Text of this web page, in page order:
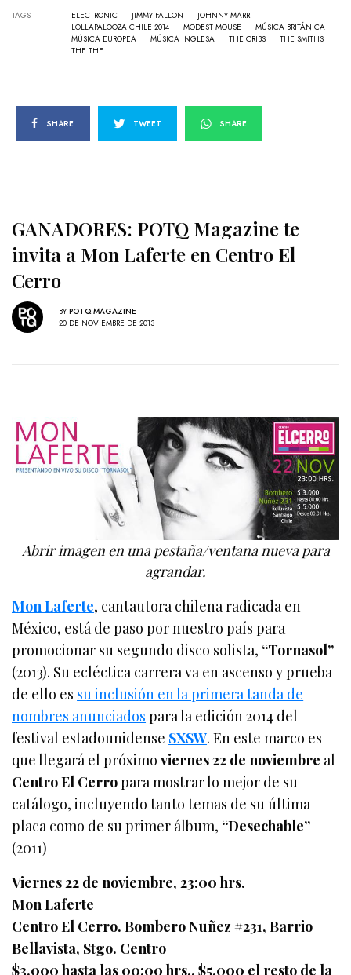
TAGS ELECTRONIC JIMMY FALLON
JOHNNY MARR
LOLLAPALOOZA CHILE 2014
MODEST MOUSE
MÚSICA BRITÁNICA
MÚSICA EUROPEA
MÚSICA INGLESA THE CRIBS
THE SMITHS
THE THE
SHARE TWEET SHARE
GANADORES: POTQ Magazine te
invita a Mon Laferte en Centro El
Cerro
BY POTQ MAGAZINE
20 DE NOVIEMBRE DE 2013
Abrir imagen en una pestaña/ventana nueva para
agrandar.
Mon Laferte, cantautora chilena radicada en
México, está de paso por nuestro país para
promocionar su segundo disco solista, “Tornasol”
(2013). Su ecléctica carrera va en ascenso y prueba
de ello es su inclusión en la primera tanda de
nombres anunciados para la edición 2014 del
festival estadounidense SXSW. En este marco es
que llegará el próximoviernes 22 de noviembre al
Centro El Cerropara mostrar lo mejor de su
catálogo, incluyendo tanto temas de su última
placa como de su primer álbum, “Desechable”
(2011)
Viernes 22 de noviembre, 23:00 hrs.
Mon Laferte
Centro El Cerro. Bombero Nuñez #231, Barrio
Bellavista, Stgo. Centro
$3.000 hasta las 00:00 hrs., $5.000 el resto de la